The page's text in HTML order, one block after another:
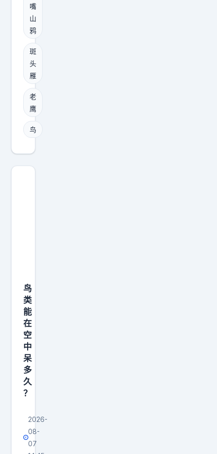
，
一
直
以
为
是
老
鹰
嘴
山
鸦
斑
头
雁
老
鹰
鸟
鸟
类
能
在
空
中
呆
多
久
？
2026-
08-
07